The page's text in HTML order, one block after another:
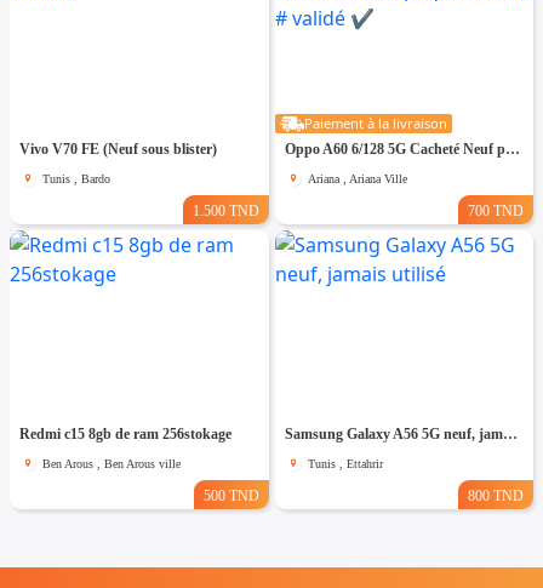
Vivo V70 FE (Neuf sous blister)
Tunis , Bardo
1.500 TND
Paiement à la livraison
Oppo A60 6/128 5G Cacheté Neuf paquet fermé # validé ✔️
Ariana , Ariana Ville
700 TND
Redmi c15 8gb de ram 256stokage
Ben Arous , Ben Arous ville
500 TND
Samsung Galaxy A56 5G neuf, jamais utilisé
Tunis , Ettahrir
800 TND